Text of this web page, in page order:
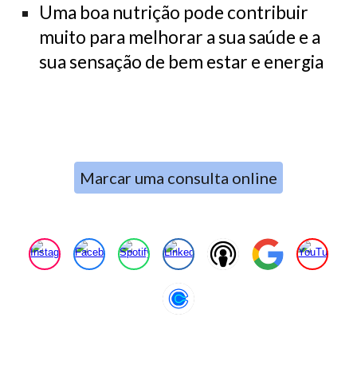
Uma boa nutrição pode contribuir
muito para melhorar a sua saúde e a
sua sensação de bem estar e energia
Marcar uma consulta online